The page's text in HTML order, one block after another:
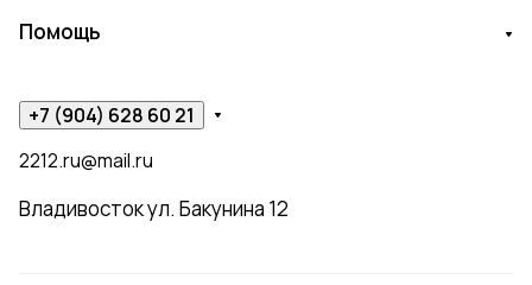
Помощь
+7 (904) 628 60 21
2212.ru@mail.ru
Владивосток ул. Бакунина 12